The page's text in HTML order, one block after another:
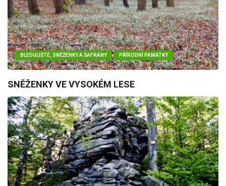
BLEDULIŠTĚ, SNĚŽENKY A ŠAFRÁNY PŘÍRODNÍ PAMÁTKY
SNĚŽENKY VE VYSOKÉM LESE